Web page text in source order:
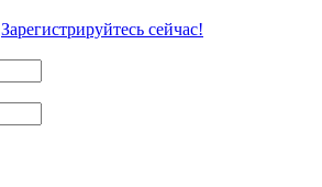
Зарегистрируйтесь сейчас!